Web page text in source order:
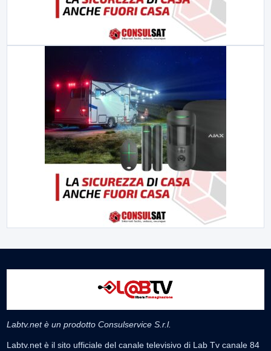
Labtv.net è un prodotto Consulservice S.r.l.
Labtv.net è il sito ufficiale del canale televisivo di Lab Tv canale 84